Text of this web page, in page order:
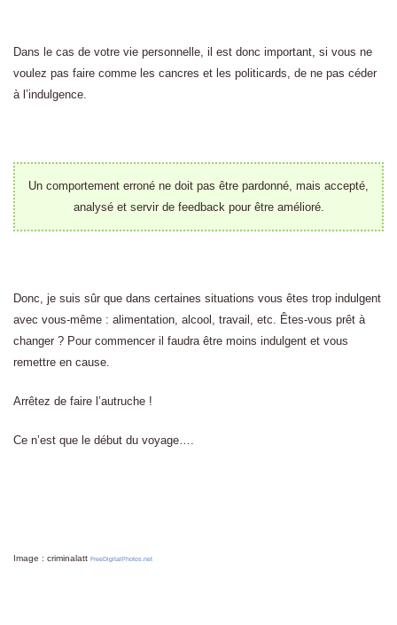
Dans le cas de votre vie personnelle, il est donc important, si vous ne
voulez pas faire comme les cancres et les politicards, de ne pas céder
à l’indulgence.
Un comportement erroné ne doit pas être pardonné, mais accepté,
analysé et servir de feedback pour être amélioré.
Donc, je suis sûr que dans certaines situations vous êtes trop indulgent
avec vous-même : alimentation, alcool, travail, etc. Êtes-vous prêt à
changer ? Pour commencer il faudra être moins indulgent et vous
remettre en cause.
Arrêtez de faire l’autruche !
Ce n’est que le début du voyage….
Image : criminalatt FreeDigitalPhotos.net